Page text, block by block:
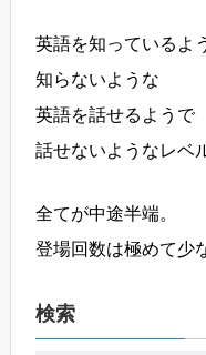
英語を知っているよ
知らないような
英語を話せるようで
話せないようなレベ
全てが中途半端。
登場回数は極めて少
検索